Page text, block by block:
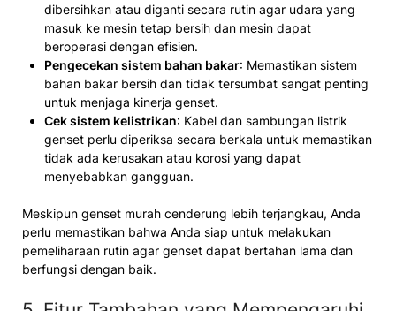
dibersihkan atau diganti secara rutin agar udara yang
masuk ke mesin tetap bersih dan mesin dapat
beroperasi dengan efisien.
Pengecekan sistem bahan bakar: Memastikan sistem
bahan bakar bersih dan tidak tersumbat sangat penting
untuk menjaga kinerja genset.
Cek sistem kelistrikan: Kabel dan sambungan listrik
genset perlu diperiksa secara berkala untuk memastikan
tidak ada kerusakan atau korosi yang dapat
menyebabkan gangguan.
Meskipun genset murah cenderung lebih terjangkau, Anda
perlu memastikan bahwa Anda siap untuk melakukan
pemeliharaan rutin agar genset dapat bertahan lama dan
berfungsi dengan baik.